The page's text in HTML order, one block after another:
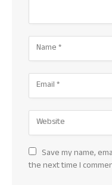
Save my name,
the next time I